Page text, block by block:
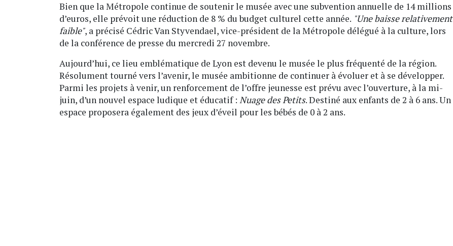
Bien que la Métropole continue de soutenir le musée avec une subvention annuelle de 14 millions
d’euros, elle prévoit une réduction de 8 % du budget culturel cette année. "Une baisse relativement
faible", a précisé Cédric Van Styvendael, vice-président de la Métropole délégué à la culture, lors
de la conférence de presse du mercredi 27 novembre.
Aujourd’hui, ce lieu emblématique de Lyon est devenu le musée le plus fréquenté de la région.
Résolument tourné vers l’avenir, le musée ambitionne de continuer à évoluer et à se développer.
Parmi les projets à venir, un renforcement de l’offre jeunesse est prévu avec l’ouverture, à la mi-
juin, d’un nouvel espace ludique et éducatif : Nuage des Petits. Destiné aux enfants de 2 à 6 ans. Un
espace proposera également des jeux d’éveil pour les bébés de 0 à 2 ans.